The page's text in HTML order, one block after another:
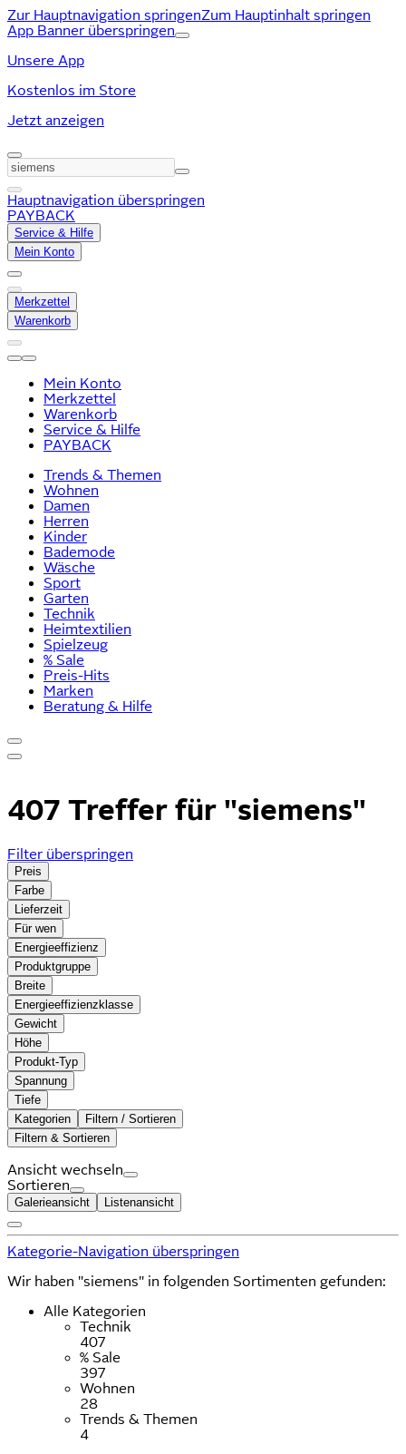
Zur Hauptnavigation springenZum Hauptinhalt springen
App Banner überspringen
Unsere App
Kostenlos im Store
Jetzt anzeigen
Hauptnavigation überspringen
PAYBACK
Service & Hilfe
Mein Konto
Merkzettel
Warenkorb
Mein Konto
Merkzettel
Warenkorb
Service & Hilfe
PAYBACK
Trends & Themen
Wohnen
Damen
Herren
Kinder
Bademode
Wäsche
Sport
Garten
Technik
Heimtextilien
Spielzeug
% Sale
Preis-Hits
Marken
Beratung & Hilfe
407 Treffer für "siemens"
Filter überspringen
Preis
Farbe
Lieferzeit
Für wen
Energieeffizienz
Produktgruppe
Breite
Energieeffizienzklasse
Gewicht
Höhe
Produkt-Typ
Spannung
Tiefe
Kategorien
Filtern / Sortieren
Filtern & Sortieren
Ansicht wechseln
Sortieren
Galerieansicht Listenansicht
Kategorie-Navigation überspringen
Wir haben "siemens" in folgenden Sortimenten gefunden:
Alle Kategorien
Technik
407
% Sale
397
Wohnen
28
Trends & Themen
4